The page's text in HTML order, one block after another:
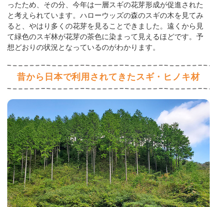
ったため、その分、今年は一層スギの花芽形成が促進された
と考えられています。ハローウッズの森のスギの木を見てみ
ると、やはり多くの花芽を見ることできました。遠くから見
て緑色のスギ林が花芽の茶色に染まって見えるほどです。予
想どおりの状況となっているのがわかります。
昔から日本で利用されてきたスギ・ヒノキ材